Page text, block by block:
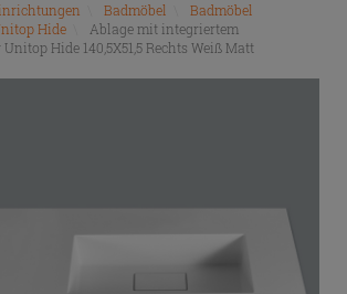
Badmöbel
Badmöbel
Hide
Ablage mit integriertem
Hide 140,5X51,5 Rechts Weiß Matt